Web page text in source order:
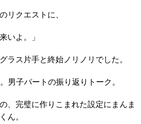
リクエストに、
いよ。」
ラス片手と終始ノリノリでした。
男子パートの振り返りトーク。
、完璧に作りこまれた設定にまんま
ん。